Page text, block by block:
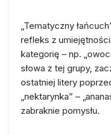
„Tematyczny
refleks z
kategorię – np.
słowa z tej grupy,
ostatniej litery
„nektarynka” –
zabraknie pomysłu.